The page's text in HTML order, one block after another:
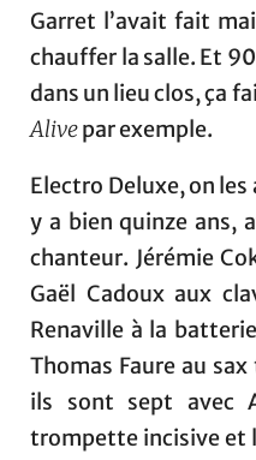
Garret l’avait fait
chauffer la salle. Et
dans un lieu clos, ça
Alivepar exemple.
Electro Deluxe, on
y a bien quinze ans,
chanteur. Jérémie
Gaël Cadoux aux
Renaville à la
Thomas Faure au
ils sont sept avec
trompette incisive et